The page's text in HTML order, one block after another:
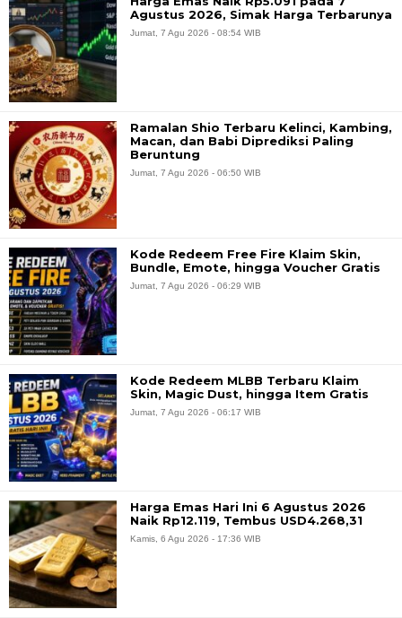
Agustus 2026, Simak Harga Terbarunya
Jumat, 7 Agu 2026 - 08:54 WIB
Ramalan Shio Terbaru Kelinci, Kambing,
Macan, dan Babi Diprediksi Paling
Beruntung
Jumat, 7 Agu 2026 - 06:50 WIB
Kode Redeem Free Fire Klaim Skin,
Bundle, Emote, hingga Voucher Gratis
Jumat, 7 Agu 2026 - 06:29 WIB
Kode Redeem MLBB Terbaru Klaim
Skin, Magic Dust, hingga Item Gratis
Jumat, 7 Agu 2026 - 06:17 WIB
Harga Emas Hari Ini 6 Agustus 2026
Naik Rp12.119, Tembus USD4.268,31
Kamis, 6 Agu 2026 - 17:36 WIB